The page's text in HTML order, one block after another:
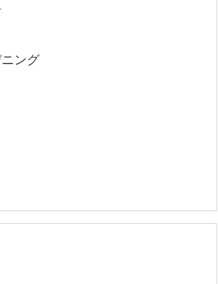
ング